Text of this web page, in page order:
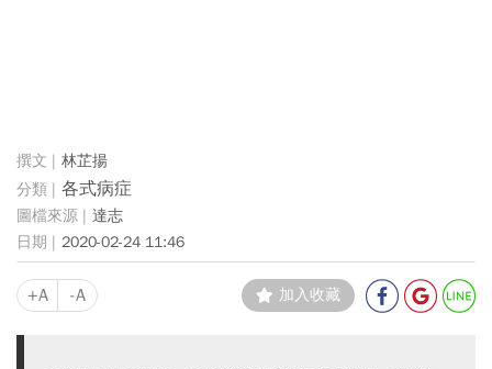
林芷揚
各式病症
達志
2020-02-24 11:46
+A -A 加入收藏